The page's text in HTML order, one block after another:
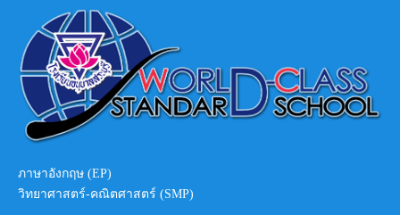
ภาษาอังกฤษ (EP)
วิทยาศาสตร์-คณิตศาสตร์ (SMP)